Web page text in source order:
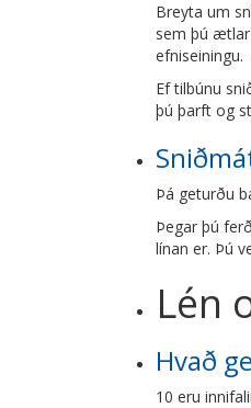
Breyta um
sem þú
Ef tilbúnu
þú þarft og
Þá geturðu
Þegar þú
línan er. Þú
Lén
Hvað
10 eru